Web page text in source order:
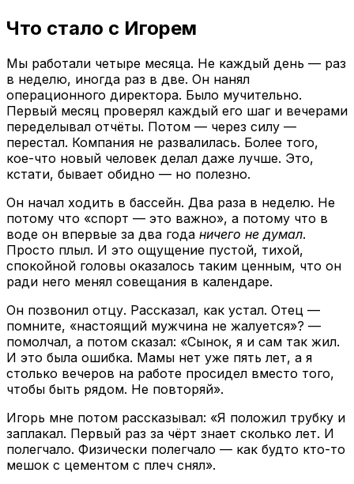
Что стало с Игорем
Мы работали четыре месяца. Не каждый день — раз
в неделю, иногда раз в две. Он нанял
операционного директора. Было мучительно.
Первый месяц проверял каждый его шаг и вечерами
переделывал отчёты. Потом — через силу —
перестал. Компания не развалилась. Более того,
кое-что новый человек делал даже лучше. Это,
кстати, бывает обидно — но полезно.
Он начал ходить в бассейн. Два раза в неделю. Не
потому что «спорт — это важно», а потому что в
воде он впервые за два года ничего не думал.
Просто плыл. И это ощущение пустой, тихой,
спокойной головы оказалось таким ценным, что он
ради него менял совещания в календаре.
Он позвонил отцу. Рассказал, как устал. Отец —
помните, «настоящий мужчина не жалуется»? —
помолчал, а потом сказал: «Сынок, я и сам так жил.
И это была ошибка. Мамы нет уже пять лет, а я
столько вечеров на работе просидел вместо того,
чтобы быть рядом. Не повторяй».
Игорь мне потом рассказывал: «Я положил трубку и
заплакал. Первый раз за чёрт знает сколько лет. И
полегчало. Физически полегчало — как будто кто-то
мешок с цементом с плеч снял».